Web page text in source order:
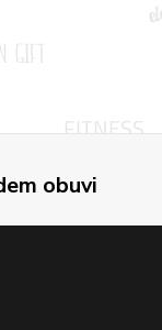
obuvi